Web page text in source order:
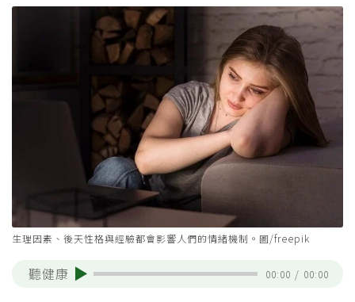
生理因素、後天性格與經驗都會影響人們的情緒機制。圖/freepik
聽健康 00:00 / 00:00